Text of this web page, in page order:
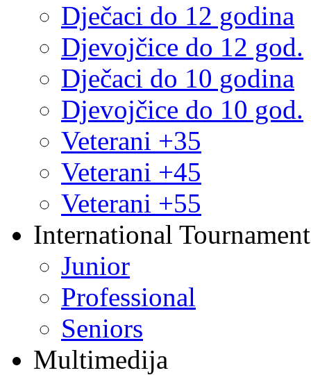
Dječaci do 12 godina
Djevojčice do 12 god.
Dječaci do 10 godina
Djevojčice do 10 god.
Veterani +35
Veterani +45
Veterani +55
International
Junior
Professional
Seniors
Multimedija